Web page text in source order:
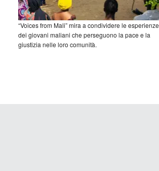
“Voices from Mali” mira a condividere le esperienze
dei giovani maliani che perseguono la pace e la
giustizia nelle loro comunità.